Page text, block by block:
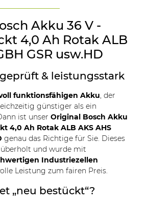
Akku 36 V -
4,0 Ah Rotak ALB
GSR usw.HD
& leistungsstark
funktionsfähigen Akku , der
günstiger als ein
ist unser Original Bosch Akku
4,0 Ah Rotak ALB AKS AHS
genau das Richtige für Sie. Dieses
und wurde mit
Industriezellen
Leistung zum fairen Preis.
„neu bestückt“?